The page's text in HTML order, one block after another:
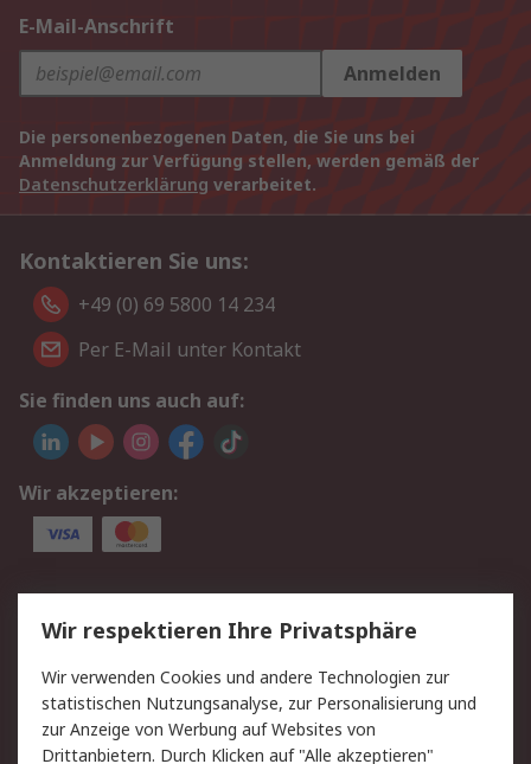
E-Mail-Anschrift
Anmelden
Die personenbezogenen Daten, die Sie uns bei
Anmeldung zur Verfügung stellen, werden gemäß der
Datenschutzerklärung verarbeitet.
Kontaktieren Sie uns:
+49 (0) 69 5800 14 234
Per E-Mail unter Kontakt
Sie finden uns auch auf:
Wir akzeptieren:
Service
Value Added Services
Lieferlösungen
Rücksendungen
Kontakt
Hilfe
Privatkunden
Wir respektieren Ihre Privatsphäre
Wir verwenden Cookies und andere Technologien zur
statistischen Nutzungsanalyse, zur Personalisierung und
zur Anzeige von Werbung auf Websites von
Drittanbietern. Durch Klicken auf "Alle akzeptieren"